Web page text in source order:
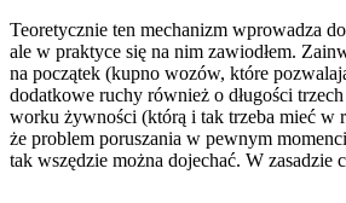
Teoretycznie ten mechanizm wprowadza
ale w praktyce się na nim zawiodłem.
na początek (kupno wozów, które
dodatkowe ruchy również o długości
worku żywności (którą i tak trzeba mieć w
że problem poruszania w pewnym
tak wszędzie można dojechać. W zasadzie